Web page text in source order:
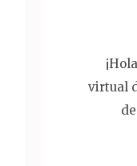
virtual